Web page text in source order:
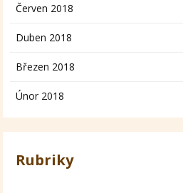
Červen 2018
Duben 2018
Březen 2018
Únor 2018
Rubriky